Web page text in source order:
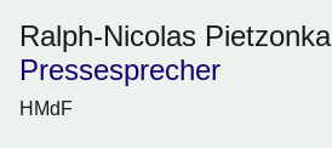
Ralph-Nicolas Pietzonka
Pressesprecher
HMdF